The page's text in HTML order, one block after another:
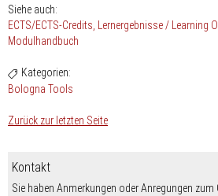
Siehe auch:
ECTS/ECTS-Credits Lernergebnisse / Learning
Modulhandbuch
Kategorien:
Bologna Tools
Zurück zur letzten Seite
Kontakt
Sie haben Anmerkungen oder Anregungen